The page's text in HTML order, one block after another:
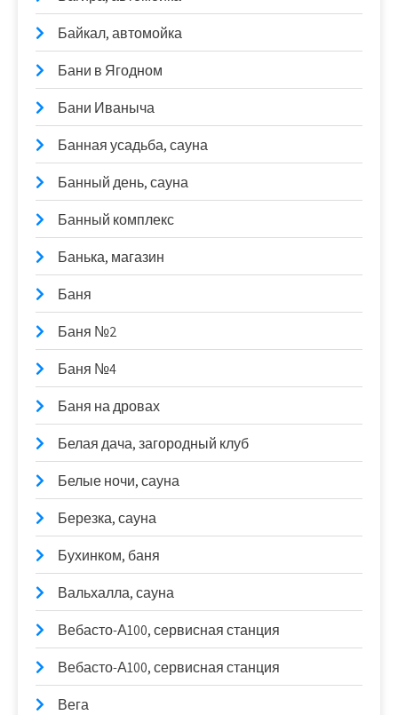
Байкал, автомойка
Бани в Ягодном
Бани Иваныча
Банная усадьба, сауна
Банный день, сауна
Банный комплекс
Банька, магазин
Баня
Баня №2
Баня №4
Баня на дровах
Белая дача, загородный клуб
Белые ночи, сауна
Березка, сауна
Бухинком, баня
Вальхалла, сауна
Вебасто-А100, сервисная станция
Вебасто-А100, сервисная станция
Вега